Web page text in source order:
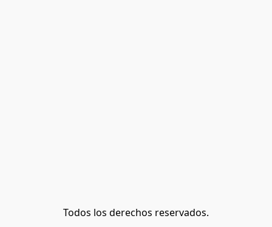
Todos los derechos reservados.